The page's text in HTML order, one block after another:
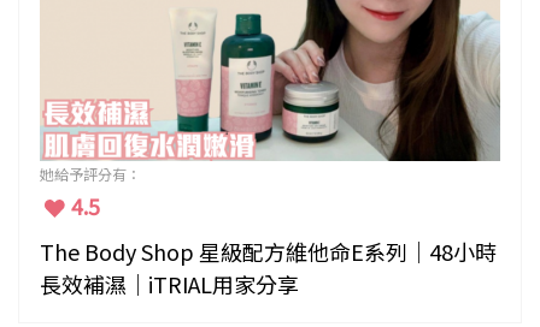
她給予評分有：
4.5
The Body Shop 星級配方維他命E系列｜48小時
長效補濕｜iTRIAL用家分享